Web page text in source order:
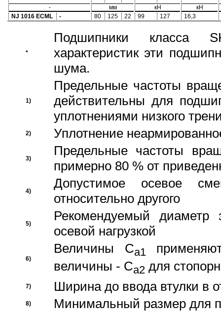
- мм кН
кН
NJ 1016 ECML
- 80 125 22 99 127 16,3
*
Подшипники класса
характеристик эти
шума.
1)
Предельные частоты
действительны для
уплотнениями низкого
2) Уплотнение
3)
Предельные частоты
примерно 80 % от
4)
Допустимое осевое
относительно другого
5)
Рекомендуемый диаметр
осевой нагрузкой
6)
Величины Ca1
величины - Ca2 для
7) Ширина до ввода втулки в
8) Минимальный размер для